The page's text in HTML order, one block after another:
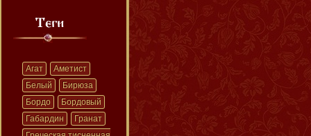
Агат
Аметист
Белый
Бирюза
Бордо
Бордовый
Габардин
Гранат